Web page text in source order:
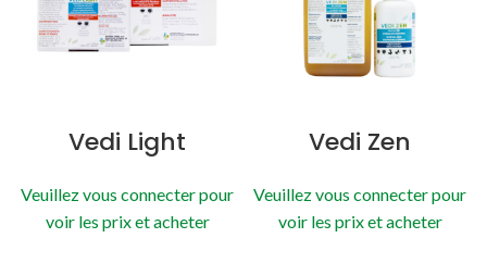
Vedi Light
Veuillez vous connecter pour
voir les prix et acheter
Vedi Zen
Veuillez vous connecter pour
voir les prix et acheter